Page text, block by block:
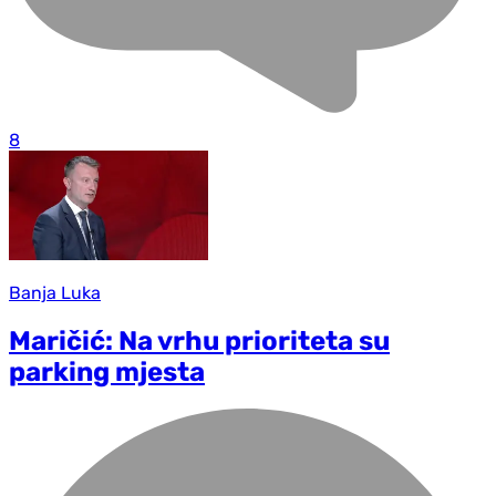
8
Banja Luka
Maričić: Na vrhu prioriteta su
parking mjesta